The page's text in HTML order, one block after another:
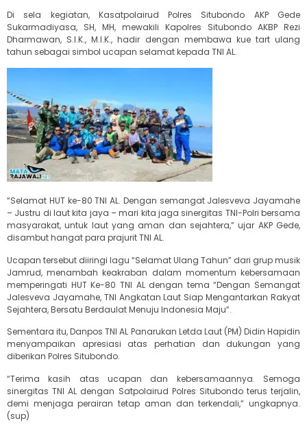
Di sela kegiatan, Kasatpolairud Polres Situbondo AKP Gede
Sukarmadiyasa, SH, MH, mewakili Kapolres Situbondo AKBP Rezi
Dharmawan, S.I.K., M.I.K., hadir dengan membawa kue tart ulang
tahun sebagai simbol ucapan selamat kepada TNI AL.
“Selamat HUT ke-80 TNI AL. Dengan semangat Jalesveva Jayamahe
– Justru di laut kita jaya – mari kita jaga sinergitas TNI-Polri bersama
masyarakat, untuk laut yang aman dan sejahtera,” ujar AKP Gede,
disambut hangat para prajurit TNI AL.
Ucapan tersebut diiringi lagu “Selamat Ulang Tahun” dari grup musik
Jamrud, menambah keakraban dalam momentum kebersamaan
memperingati HUT Ke-80 TNI AL dengan tema “Dengan Semangat
Jalesveva Jayamahe, TNI Angkatan Laut Siap Mengantarkan Rakyat
Sejahtera, Bersatu Berdaulat Menuju Indonesia Maju”.
Sementara itu, Danpos TNI AL Panarukan Letda Laut (PM) Didin Hapidin
menyampaikan apresiasi atas perhatian dan dukungan yang
diberikan Polres Situbondo.
“Terima kasih atas ucapan dan kebersamaannya. Semoga
sinergitas TNI AL dengan Satpolairud Polres Situbondo terus terjalin,
demi menjaga perairan tetap aman dan terkendali,” ungkapnya.
(sup)